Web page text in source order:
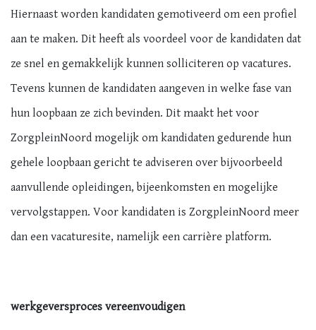
Hiernaast worden kandidaten gemotiveerd om een profiel
aan te maken. Dit heeft als voordeel voor de kandidaten dat
ze snel en gemakkelijk kunnen solliciteren op vacatures.
Tevens kunnen de kandidaten aangeven in welke fase van
hun loopbaan ze zich bevinden. Dit maakt het voor
ZorgpleinNoord mogelijk om kandidaten gedurende hun
gehele loopbaan gericht te adviseren over bijvoorbeeld
aanvullende opleidingen, bijeenkomsten en mogelijke
vervolgstappen. Voor kandidaten is ZorgpleinNoord meer
dan een vacaturesite, namelijk een carrière platform.
werkgeversproces vereenvoudigen